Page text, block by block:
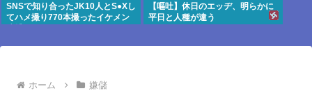
SNSで知り合ったJK10人とS●Xし
てハメ撮り770本撮ったイケメン
【嘔吐】休日のエッヂ、明らかに
平日と人種が違う
ホーム 嫌儲